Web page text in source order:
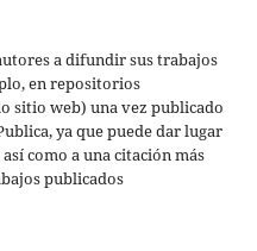
a difundir sus trabajos
en repositorios
sitio web) una vez publicado
ya que puede dar lugar
como a una citación más
publicados